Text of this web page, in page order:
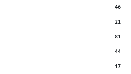
46
21
81
44
17